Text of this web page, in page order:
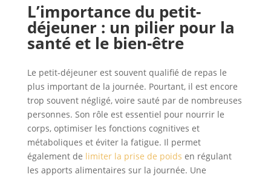
L’importance du petit-
déjeuner : un pilier pour la
santé et le bien-être
Le petit-déjeuner est souvent qualifié de repas le
plus important de la journée. Pourtant, il est encore
trop souvent négligé, voire sauté par de nombreuses
personnes. Son rôle est essentiel pour nourrir le
corps, optimiser les fonctions cognitives et
métaboliques et éviter la fatigue. Il permet
également de limiter la prise de poids en régulant
les apports alimentaires sur la journée. Une